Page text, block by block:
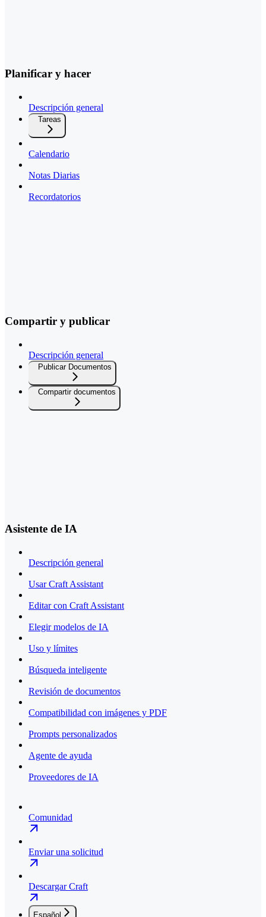
Planificar y hacer
Descripción general
Tareas
Calendario
Notas Diarias
Recordatorios
Compartir y publicar
Descripción general
Publicar Documentos
Compartir documentos
Asistente de IA
Descripción general
Usar Craft Assistant
Editar con Craft Assistant
Elegir modelos de IA
Uso y límites
Búsqueda inteligente
Revisión de documentos
Compatibilidad con imágenes y PDF
Prompts personalizados
Agente de ayuda
Proveedores de IA
Comunidad
Enviar una solicitud
Descargar Craft
Español